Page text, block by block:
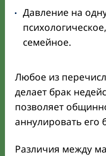
Давление на
семейное.
Любое из
делает брак
позволяет
аннулировать его
Различия между